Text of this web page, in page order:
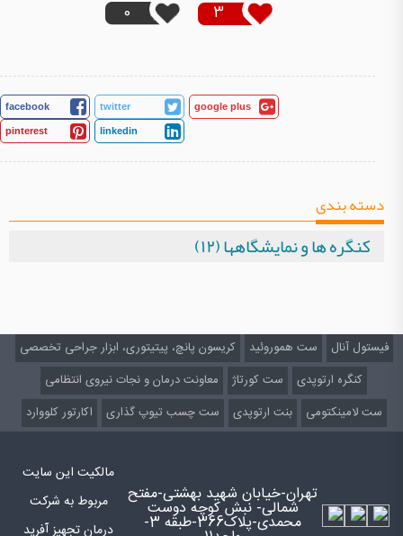
3
0
facebook twitter google plus
pinterest linkedin
دسته بندی
کنگره ها و نمایشگاهها (۱۲)
فیستول آنال ست هموروئید
کریسون پانچ، پیتیتوری، ابزار جراحی تخصصی
کنگره ارتوپدی
ست کورتاژ
معاونت درمان و نجات نیروی انتظامی
ست لامینکتومی
بنت ارتوپدی ست چسب تیوپ گذاری اکارتور کلووارد
تهران-خیابان شهید بهشتی-مفتح
شمالی- نبش کوچه دوست
محمدی-پلاک366-طبقه 3-
مالکیت این سایت
مربوط به شرکت
درمان تجهیز آفرید